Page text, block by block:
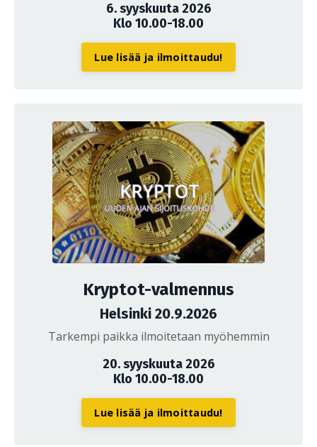
6. syyskuuta 2026
Klo 10.00-18.00
Lue lisää ja ilmoittaudu!
Kryptot-valmennus
Helsinki 20.9.2026
Tarkempi paikka ilmoitetaan myöhemmin
20. syyskuuta 2026
Klo 10.00-18.00
Lue lisää ja ilmoittaudu!